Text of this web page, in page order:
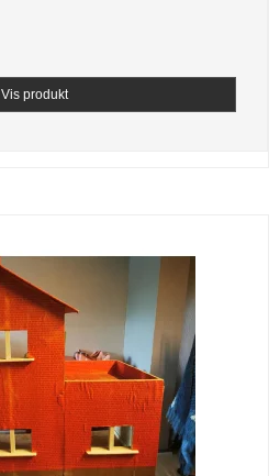
Vis produkt